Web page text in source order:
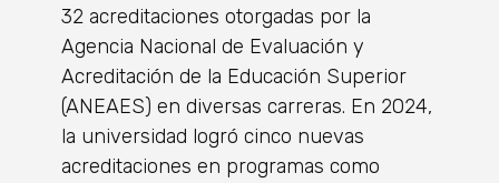
32 acreditaciones otorgadas por la
Agencia Nacional de Evaluación y
Acreditación de la Educación Superior
(ANEAES) en diversas carreras. En 2024,
la universidad logró cinco nuevas
acreditaciones en programas como